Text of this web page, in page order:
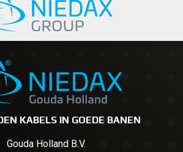
KABELS IN GOEDE BANEN
Gouda Holland B.V.